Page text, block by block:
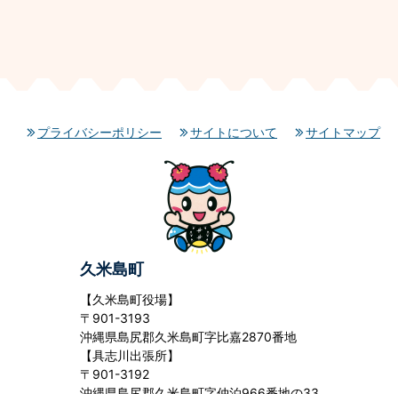
プライバシーポリシー サイトについて サイトマップ
久米島町
【久米島町役場】
〒901-3193
沖縄県島尻郡久米島町字比嘉2870番地
【具志川出張所】
〒901-3192